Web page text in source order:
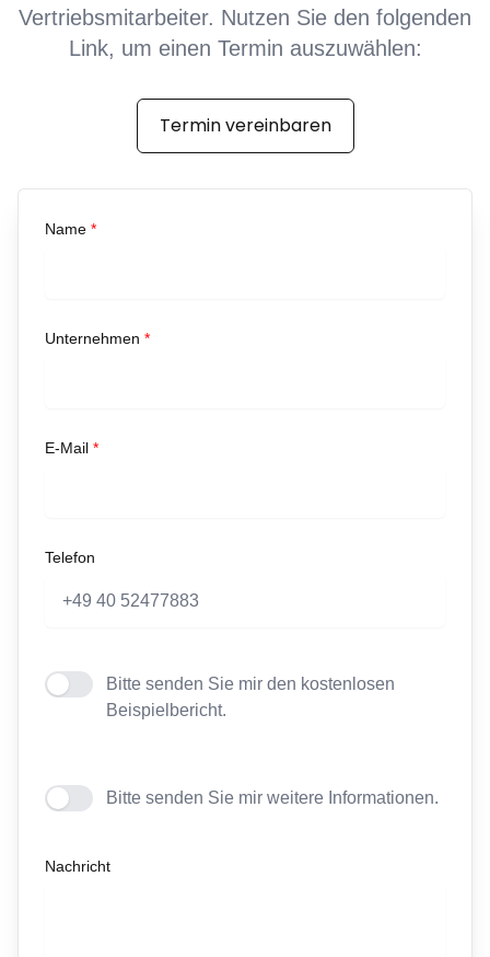
Vertriebsmitarbeiter. Nutzen Sie den folgenden
Link, um einen Termin auszuwählen:
Termin vereinbaren
Name *
Unternehmen *
E-Mail *
Telefon
Bitte senden Sie mir den kostenlosen
Beispielbericht.
Bitte senden Sie mir weitere Informationen.
Nachricht